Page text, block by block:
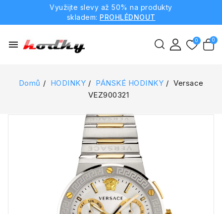
Využijte slevy až 50% na produkty
skladem: PROHLÉDNOUT
menu
Domů HODINKY PÁNSKÉ HODINKY
Versace
VEZ900321